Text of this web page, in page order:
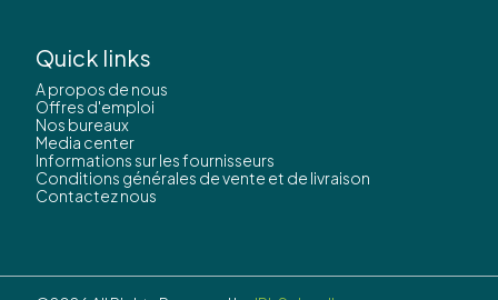
Quick links
A propos de nous
Offres d'emploi
Nos bureaux
Media center
Informations sur les fournisseurs
Conditions générales de vente et de livraison
Contactez nous